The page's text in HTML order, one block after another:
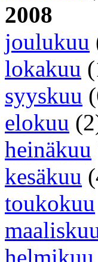
2008
joulukuu
lokakuu
syyskuu
elokuu
heinäkuu
kesäkuu
toukokuu